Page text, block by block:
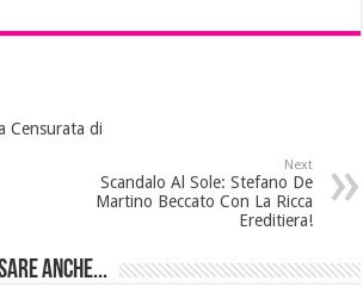
Censurata di
Next
Scandalo Al Sole: Stefano De
Martino Beccato Con La Ricca
Ereditiera!
anche...